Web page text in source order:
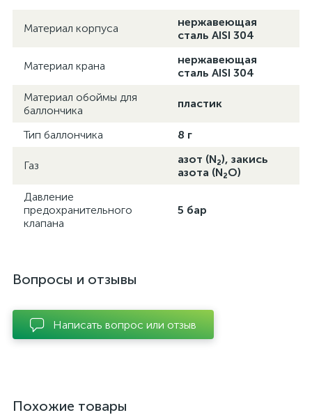
Материал корпуса
нержавеющая
сталь AISI 304
Материал крана
нержавеющая
сталь AISI 304
Материал обоймы для
баллончика
пластик
Тип баллончика 8 г
Газ
азот (N₂), закись
азота (N₂O)
Давление
предохранительного
клапана
5 бар
Вопросы и отзывы
Написать вопрос или отзыв
Похожие товары